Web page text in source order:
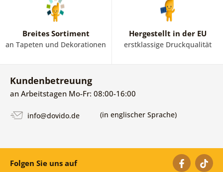
Breites Sortiment
an Tapeten und Dekorationen
Hergestellt in der EU
erstklassige Druckqualität
Kundenbetreuung
an Arbeitstagen Mo-Fr: 08:00-16:00
info@dovido.de (in englischer Sprache)
Folgen Sie uns auf